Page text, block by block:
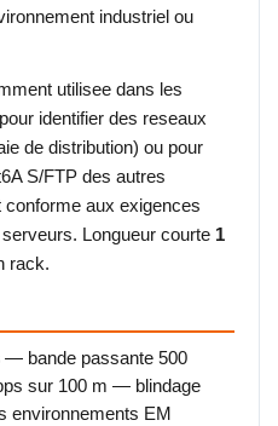
industriel ou
utilisee dans les
identifier des reseaux
de distribution) ou pour
S/FTP des autres
conforme aux exigences
Longueur courte 1
rack.
— bande passante 500
sur 100 m — blindage
environnements EM